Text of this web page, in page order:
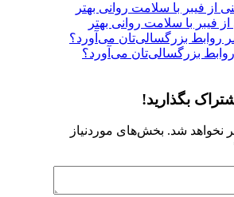
فیبر با سلامت روانی بهتر
بزرگسالی‌تان می‌آورد؟
بگذارید!
نخواهد شد. بخش‌های موردنیاز